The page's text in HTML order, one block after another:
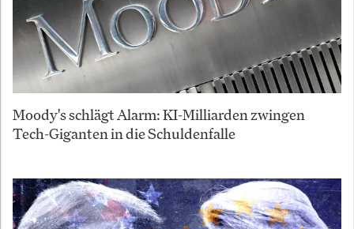
Moody's schlägt Alarm: KI-Milliarden zwingen
Tech-Giganten in die Schuldenfalle